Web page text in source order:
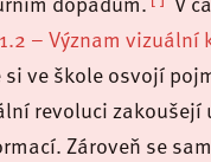
– Význam vizuální
ve škole osvojí
revoluci zakoušejí
Zároveň se